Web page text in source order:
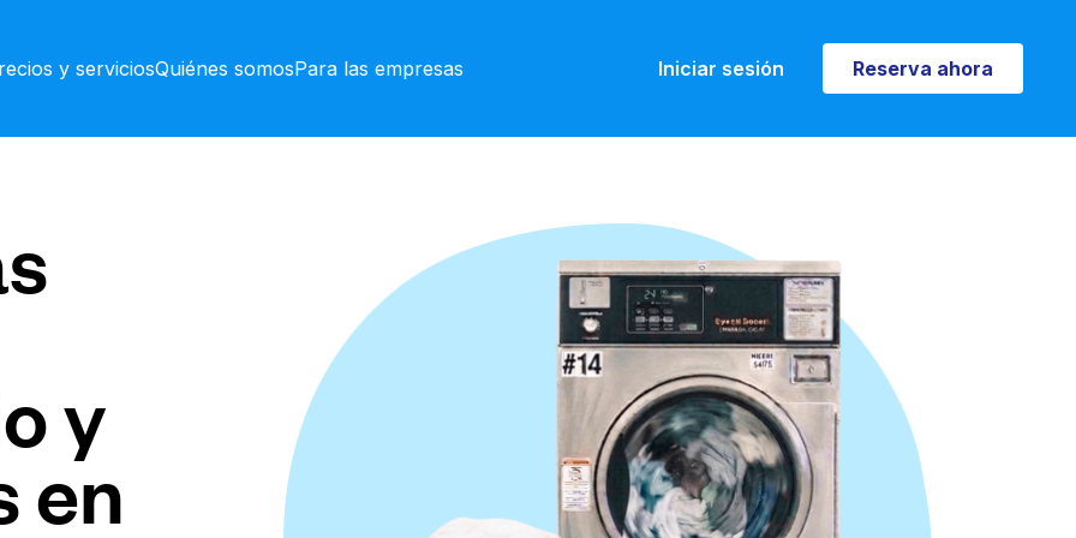
y serviciosQuiénes somosPara las empresas Iniciar sesión Reserva ahora
Reserva ahora
y
en